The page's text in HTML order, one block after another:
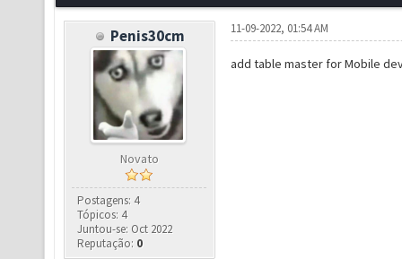
Penis30cm
Novato
Postagens: 4
Tópicos: 4
Juntou-se: Oct 2022
Reputação: 0
11-09-2022, 01:54 AM
add table master for Mobile